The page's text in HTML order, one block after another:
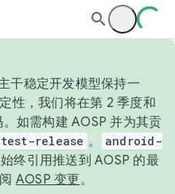
干稳定开发模型保持一
性，我们将在第 2 季度和
如需构建 AOSP 并为其贡
release 。
android-
终引用推送到 AOSP 的最
AOSP 变更。